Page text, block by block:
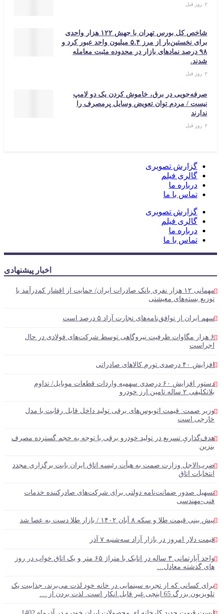
۲ روز قبل
شاخص کل بورس تهران با جهش ۱۲۲ هزار واحدی
برای نخستین‌بار از مرز ۵.۴ میلیون واحد عبور کرد و
۹۸ درصد نمادهای بازار در محدوده مثبت معامله
شدند.
۲ روز قبل
صرفه‌جویی در برق، خاموش کردن یک دو لامپ
نیست / مردم توان تعویض وسایل پرمصرف را
ندارند
۲ روز قبل
گزارش تصویری
گالری فیلم
درباره ما
تماس با ما
گزارش تصویری
گالری فیلم
درباره ما
تماس با ما
اخبار پیشنهادی
مهمانی ۱۲ هزار نفری بانک صادرات ایران/ حمایت از اقشار کم‌درآمد با
توزیع بسته‌های معیشتی
سهم ایران از توافق‌نامه‌های تجارت آزاد ۵ درصد است
۶ هزار مگاوات ظرفیت نیروگاهی توسط شرکت‌های فولادی در حال
اجراست
افزایش ۴۰ درصدی تورم کالاهای صادراتی
دستور افزایش ۶۰ درصدی سهمیه واردات قطعات موبایل/ تداوم
بلاتکلیفی ۲ ساله تامین ارز خودرو
وزیر صمت: قیمت اتوبوس‌های برقی تولید داخل قابل رقابت با مدل
خارجی است
هدف‌گذاریِ تسریع در تولید خودرو‌ برقی با توجه به حجم گسترده مصرف‌
بنزین‌
ضرب‌الاجل وزارت صمت به هیأت رئیسه اتاق‌ ایران بابت برگزاری مجدد
انتخابات اتاق
تسهیل صدور ضمانت‌نامه دولتی برای شرکت‌های صادرکننده خدمات
فنی-مهندسی
پیش بینی قیمت طلا و سکه ۸ آبان ۱۴۰۲ / بازار طلا دست‌ به عصا شد
قیمت دلار امروز در بازار آزاد سه‌شنبه ۷ آذر
واحد آپارتمانی ۳ ساله در اتابک با متراژ ۶۵ متر و یک اتاق خواب در روز
های گذشته معادل…
برای کسانی که از تجربه سینمایی در خانه خود لذت می‌برند، جذابیت یک
تلویزیون بزرگ 65 اینچی غیر قابل انکار است. لذت بردن از …